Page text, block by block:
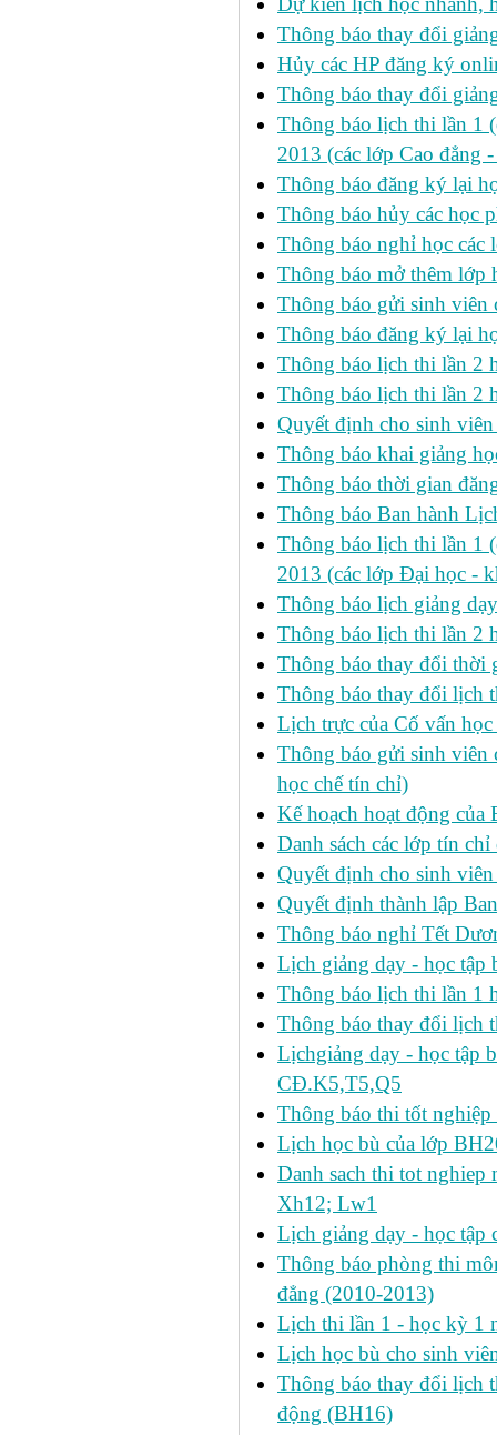
Thông báo thay đổi
Hủy các HP đăng ký
Thông báo thay đổi
Thông báo lịch thi lần 1
2013 (các lớp Cao đẳng
Thông báo đăng ký lại
Thông báo hủy các học
Thông báo nghỉ học các
Thông báo mở thêm lớp
Thông báo gửi sinh viên
Thông báo đăng ký lại
Thông báo lịch thi lần 2
Thông báo lịch thi lần 2
Quyết định cho sinh
Thông báo khai giảng
Thông báo thời gian
Thông báo Ban hành
Thông báo lịch thi lần 1
2013 (các lớp Đại học -
Thông báo lịch giảng
Thông báo lịch thi lần 2
Thông báo thay đổi thời
Thông báo thay đổi lịch
Lịch trực của Cố vấn học
Thông báo gửi sinh viên
học chế tín chỉ)
Kế hoạch hoạt động
Danh sách các lớp tín
Quyết định cho sinh
Quyết định thành lập
Thông báo nghỉ Tết
Lịch giảng dạy - học tập
Thông báo lịch thi lần 1
Thông báo thay đổi lịch
Lịchgiảng dạy - học tập
CĐ.K5,T5,Q5
Thông báo thi tốt nghiệp
Lịch học bù của lớp
Danh sach thi tot
Xh12; Lw1
Lịch giảng dạy - học tập
Thông báo phòng thi
đẳng (2010-2013)
Lịch thi lần 1 - học kỳ 1
Lịch học bù cho sinh
Thông báo thay đổi lịch
động (BH16)